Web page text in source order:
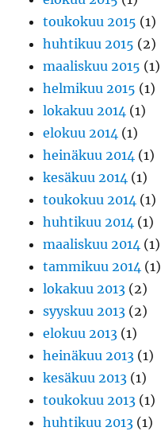
toukokuu 2015 (1)
huhtikuu 2015 (2)
maaliskuu 2015 (1)
helmikuu 2015 (1)
lokakuu 2014 (1)
elokuu 2014 (1)
heinäkuu 2014 (1)
kesäkuu 2014 (1)
toukokuu 2014 (1)
huhtikuu 2014 (1)
maaliskuu 2014 (1)
tammikuu 2014 (1)
lokakuu 2013 (2)
syyskuu 2013 (2)
elokuu 2013 (1)
heinäkuu 2013 (1)
kesäkuu 2013 (1)
toukokuu 2013 (1)
huhtikuu 2013 (1)